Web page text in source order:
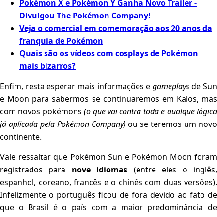
Pokémon X e Pokémon Y Ganha Novo Trailer -
Divulgou The Pokémon Company!
Veja o comercial em comemoração aos 20 anos da
franquia de Pokémon
Quais são os vídeos com cosplays de Pokémon
mais bizarros?
Enfim, resta esperar mais informações e gameplaysde Sun
e Moon para sabermos se continuaremos em Kalos, mas
com novos pokémons(o que vai contra toda e qualque lógica
já aplicada pela Pokémon Company)ou se teremos um novo
continente.
Vale ressaltar que Pokémon Sun e Pokémon Moon foram
registrados para nove idiomas (entre eles o inglês,
espanhol, coreano, francês e o chinês com duas versões).
Infelizmente o português ficou de fora devido ao fato de
que o Brasil é o país com a maior predominância de